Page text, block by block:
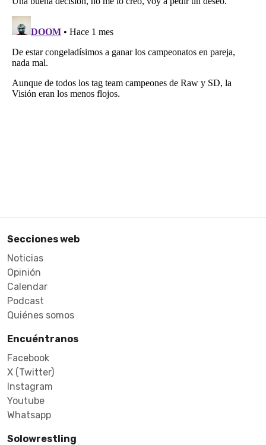
Secciones web
Noticias
Opinión
Calendar
Podcast
Quiénes somos
Encuéntranos
Facebook
X (Twitter)
Instagram
Youtube
Whatsapp
Solowrestling